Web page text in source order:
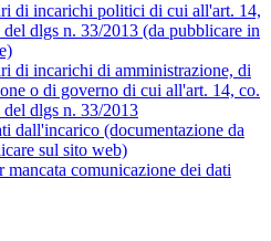
di incarichi politici di cui all'art. 14,
del dlgs n. 33/2013 (da pubblicare in
di incarichi di amministrazione, di
o di governo di cui all'art. 14, co.
del dlgs n. 33/2013
dall'incarico (documentazione da
sul sito web)
mancata comunicazione dei dati